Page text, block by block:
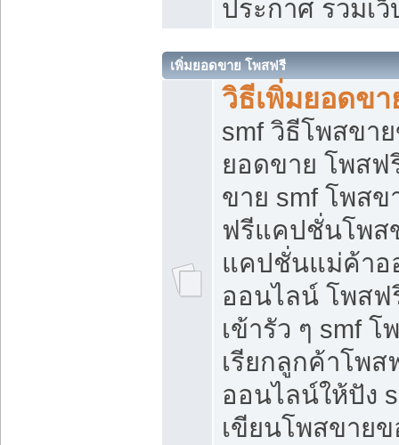
ประกาศ รวมเ
เพิ่มยอดขาย โพสฟรี
วิธีเพิ่มยอดข
smf วิธีโพสขา
ยอดขาย โพสฟ
ขาย smf โพส
ฟรีแคปชั่นโพส
แคปชั่นแม่ค้า
ออนไลน์ โพสฟ
เข้ารัว ๆ smf
เรียกลูกค้าโพส
ออนไลน์ให้ปัง
เขียนโพสขาย